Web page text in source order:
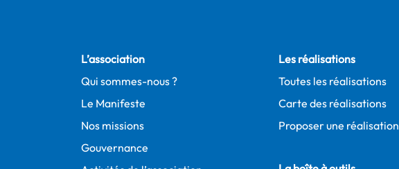
L’association
Qui sommes-nous ?
Le Manifeste
Nos missions
Gouvernance
Les réalisations
Toutes les réalisations
Carte des réalisations
Proposer une réalisation